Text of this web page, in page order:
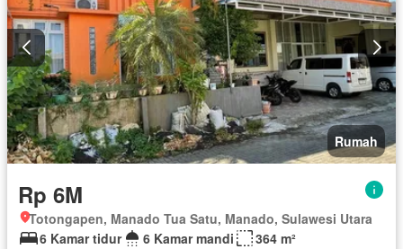
Rumah
Rp 6M
Totongapen, Manado Tua Satu, Manado, Sulawesi Utara
6 Kamar tidur
6 Kamar mandi
364 m²